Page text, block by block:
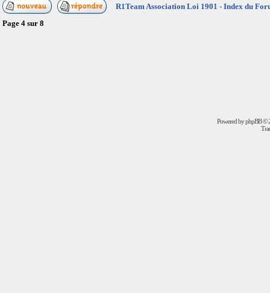
R1Team Association Loi 1901 - Index du
Page 4 sur 8
Powered byphpBB©